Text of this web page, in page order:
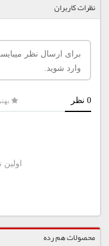
نظرات کاربران
محصولات هم رده